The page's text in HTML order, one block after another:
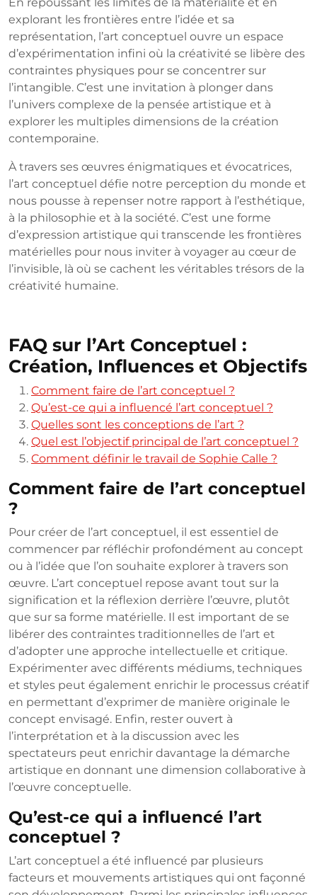
explorant les frontières entre l’idée et sa
représentation, l’art conceptuel ouvre un espace
d’expérimentation infini où la créativité se libère des
contraintes physiques pour se concentrer sur
l’intangible. C’est une invitation à plonger dans
l’univers complexe de la pensée artistique et à
explorer les multiples dimensions de la création
contemporaine.
À travers ses œuvres énigmatiques et évocatrices,
l’art conceptuel défie notre perception du monde et
nous pousse à repenser notre rapport à l’esthétique,
à la philosophie et à la société. C’est une forme
d’expression artistique qui transcende les frontières
matérielles pour nous inviter à voyager au cœur de
l’invisible, là où se cachent les véritables trésors de la
créativité humaine.
FAQ sur l’Art Conceptuel :
Création, Influences et Objectifs
Comment faire de l’art conceptuel ?
Qu’est-ce qui a influencé l’art conceptuel ?
Quelles sont les conceptions de l’art ?
Quel est l’objectif principal de l’art conceptuel ?
Comment définir le travail de Sophie Calle ?
Comment faire de l’art conceptuel
?
Pour créer de l’art conceptuel, il est essentiel de
commencer par réfléchir profondément au concept
ou à l’idée que l’on souhaite explorer à travers son
œuvre. L’art conceptuel repose avant tout sur la
signification et la réflexion derrière l’œuvre, plutôt
que sur sa forme matérielle. Il est important de se
libérer des contraintes traditionnelles de l’art et
d’adopter une approche intellectuelle et critique.
Expérimenter avec différents médiums, techniques
et styles peut également enrichir le processus créatif
en permettant d’exprimer de manière originale le
concept envisagé. Enfin, rester ouvert à
l’interprétation et à la discussion avec les
spectateurs peut enrichir davantage la démarche
artistique en donnant une dimension collaborative à
l’œuvre conceptuelle.
Qu’est-ce qui a influencé l’art
conceptuel ?
L’art conceptuel a été influencé par plusieurs
facteurs et mouvements artistiques qui ont façonné